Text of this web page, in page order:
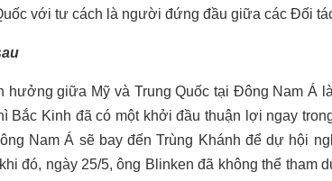
với tư cách là người đứng đầu giữa các Đối
hưởng giữa Mỹ và Trung Quốc tại Đông Nam Á
Bắc Kinh đã có một khởi đầu thuận lợi ngay
Nam Á sẽ bay đến Trùng Khánh để dự hội
đó, ngày 25/5, ông Blinken đã không thể tham